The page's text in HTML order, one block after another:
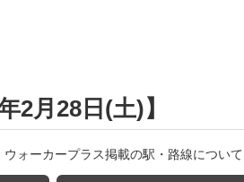
2月28日(土)】
ウォーカープラス掲載の駅・路線について